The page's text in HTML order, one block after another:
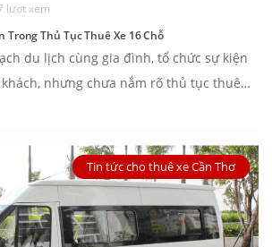
lượt xem
Trong Thủ Tục Thuê Xe 16 Chỗ
du lịch cùng gia đình, tổ chức sự kiện
nhưng chưa nắm rõ thủ tục thuê
Tin tức cho thuê xe Cần Thơ